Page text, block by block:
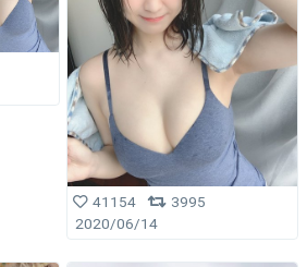
41154
3995
2020/06/14